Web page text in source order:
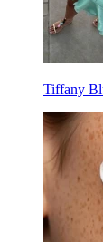
Tiffany